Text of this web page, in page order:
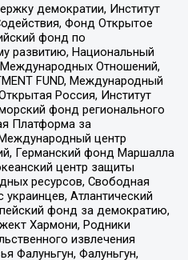
демократии, Институт
Фонд Открытое
фонд по
развитию, Национальный
Отношений,
FUND, Международный
Россия, Институт
фонд регионального
Платформа за
центр
Германский фонд Маршалла
центр защиты
ресурсов, Свободная
Атлантический
фонд за демократию,
Хармони, Родники
извлечения
Фалуньгун, Фалуньгун,